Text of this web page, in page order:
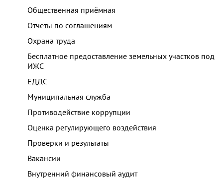
Общественная приёмная
Отчеты по соглашениям
Охрана труда
Бесплатное предоставление земельных участков под
ИЖС
ЕДДС
Муниципальная служба
Противодействие коррупции
Оценка регулирующего воздействия
Проверки и результаты
Вакансии
Внутренний финансовый аудит